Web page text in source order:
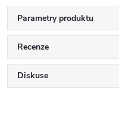
Parametry produktu
Recenze
Diskuse